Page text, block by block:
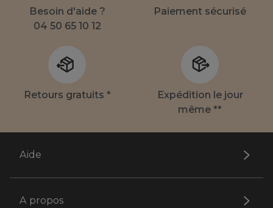
Besoin d'aide ?
04 50 65 10 12
Paiement sécurisé
Retours gratuits *
Expédition le jour
même **
Aide
A propos